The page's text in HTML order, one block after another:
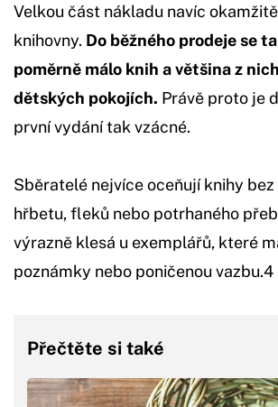
Velkou část nákladu navíc
knihovny. Do běžného prodeje se
poměrně málo knih a většina z
dětských pokojích. Právě proto je
první vydání tak vzácné.
Sběratelé nejvíce oceňují knihy
hřbetu, fleků nebo potrhaného
výrazně klesá u exemplářů, které
poznámky nebo poničenou vazbu.4
Přečtěte si také